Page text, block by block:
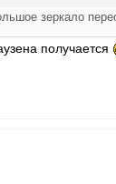
зеркало
получается